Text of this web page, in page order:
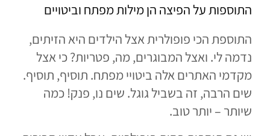
התוספות על הפיצה הן מילות מפתח וביטויים
התוספת הכי פופולרית אצל הילדים היא הזיתים,
נדמה לי. ואצל המבוגרים, מה, פטריות? כי אצל
מקדמי האתרים אלה ביטויי מפתח. תוסיף, תוסיף.
שים הרבה, זה בשביל גוגל. שים נו, פנק! כמה
שיותר – יותר טוב.